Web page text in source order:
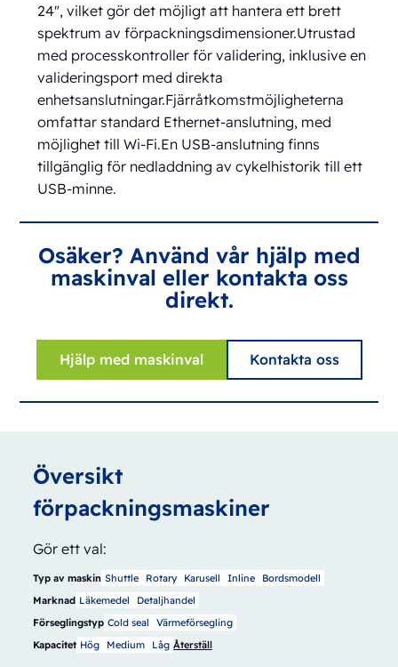
24", vilket gör det möjligt att hantera ett brett
spektrum av förpackningsdimensioner.Utrustad
med processkontroller för validering, inklusive en
valideringsport med direkta
enhetsanslutningar.Fjärråtkomstmöjligheterna
omfattar standard Ethernet-anslutning, med
möjlighet till Wi-Fi.En USB-anslutning finns
tillgänglig för nedladdning av cykelhistorik till ett
USB-minne.
Osäker? Använd vår hjälp med
maskinval eller kontakta oss
direkt.
Hjälp med maskinval Kontakta oss
Översikt
förpackningsmaskiner
Gör ett val:
Typ av maskin Shuttle Rotary Karusell Inline
Bordsmodell
Marknad Läkemedel
Detaljhandel
Förseglingstyp Cold seal
Värmeförsegling
Kapacitet Hög Medium Låg Återställ